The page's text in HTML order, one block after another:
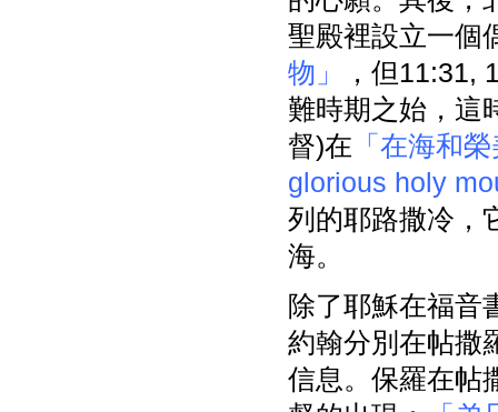
聖殿裡設立一個
物」
，但11:31,
難時期之始，這
督)在 「在海和
glorious holy
列的耶路撒冷，
海。
除了耶穌在福音
約翰分別在帖撒
信息。保羅在帖